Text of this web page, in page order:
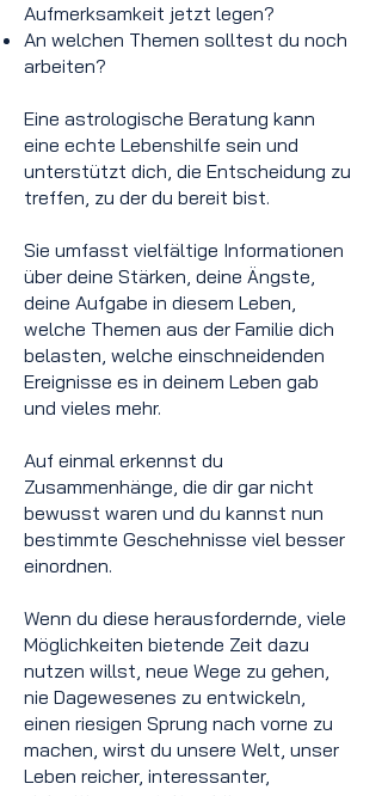
Aufmerksamkeit jetzt legen?
An welchen Themen solltest du noch
arbeiten?
Eine astrologische Beratung kann
eine echte Lebenshilfe sein und
unterstützt dich, die Entscheidung zu
treffen, zu der du bereit bist.
Sie umfasst vielfältige Informationen
über deine Stärken, deine Ängste,
deine Aufgabe in diesem Leben,
welche Themen aus der Familie dich
belasten, welche einschneidenden
Ereignisse es in deinem Leben gab
und vieles mehr.
Auf einmal erkennst du
Zusammenhänge, die dir gar nicht
bewusst waren und du kannst nun
bestimmte Geschehnisse viel besser
einordnen.
Wenn du diese herausfordernde, viele
Möglichkeiten bietende Zeit dazu
nutzen willst, neue Wege zu gehen,
nie Dagewesenes zu entwickeln,
einen riesigen Sprung nach vorne zu
machen, wirst du unsere Welt, unser
Leben reicher, interessanter,